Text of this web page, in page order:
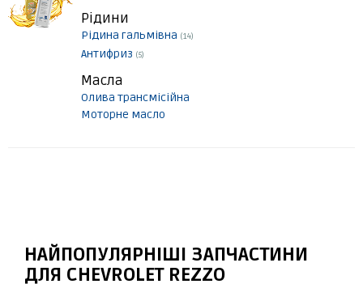
Рідини
Рідина гальмівна (14)
Антифриз (5)
Масла
Олива трансмісійна
Моторне масло
НАЙПОПУЛЯРНІШІ ЗАПЧАСТИНИ
ДЛЯ CHEVROLET REZZO